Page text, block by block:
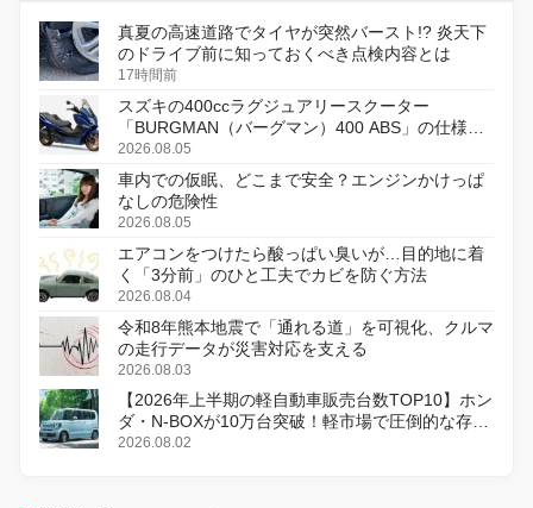
真夏の高速道路でタイヤが突然バースト!? 炎天下
のドライブ前に知っておくべき点検内容とは
17時間前
スズキの400ccラグジュアリースクーター
「BURGMAN（バーグマン）400 ABS」の仕様を
変更し、8月18日に発売
2026.08.05
車内での仮眠、どこまで安全？エンジンかけっぱ
なしの危険性
2026.08.05
エアコンをつけたら酸っぱい臭いが…目的地に着
く「3分前」のひと工夫でカビを防ぐ方法
2026.08.04
令和8年熊本地震で「通れる道」を可視化、クルマ
の走行データが災害対応を支える
2026.08.03
【2026年上半期の軽自動車販売台数TOP10】ホン
ダ・N-BOXが10万台突破！軽市場で圧倒的な存在
感
2026.08.02